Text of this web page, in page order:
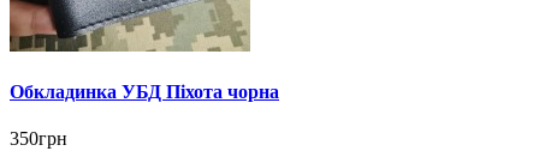
Обкладинка УБД Піхота чорна
350грн